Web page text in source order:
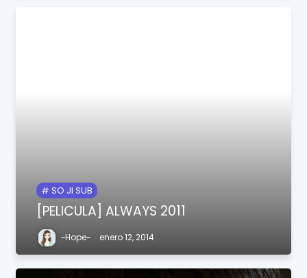
SO JI SUB
[PELICULA] ALWAYS 2011
~Hope~ enero 12, 2014